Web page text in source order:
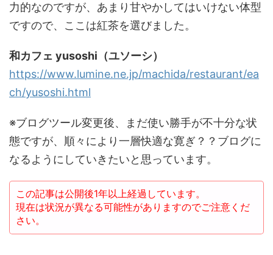
力的なのですが、あまり甘やかしてはいけない体型
ですので、ここは紅茶を選びました。
和カフェ yusoshi（ユソーシ）
https://www.lumine.ne.jp/machida/restaurant/ea
ch/yusoshi.html
※ブログツール変更後、まだ使い勝手が不十分な状
態ですが、順々により一層快適な寛ぎ？？ブログに
なるようにしていきたいと思っています。
この記事は公開後1年以上経過しています。
現在は状況が異なる可能性がありますのでご注意くだ
さい。